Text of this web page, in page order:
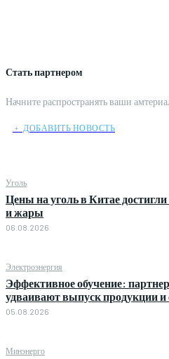
Стать партнером
Начните распространять ваши
﹢ ДОБАВИТЬ НОВОСТЬ
Уголь
Цены на уголь в Китае
и жары
06.08.2026
Электроэнергия
Эффективное обучение:
удваивают выпуск продукции
05.08.2026
Минэнерго